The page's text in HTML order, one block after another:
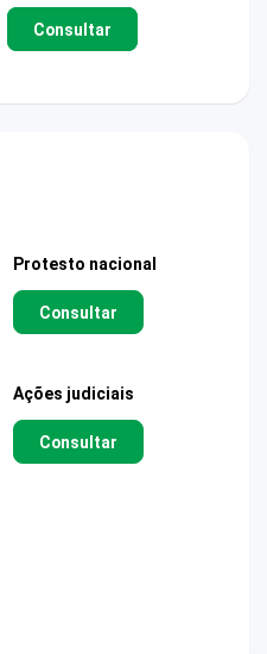
Consultar
Protesto nacional
Consultar
Ações judiciais
Consultar